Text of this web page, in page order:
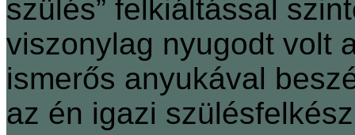
szülés” felkiáltással
viszonylag nyugodt volt
ismerős anyukával
az én igazi